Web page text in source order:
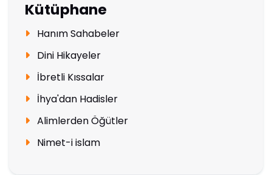
Kütüphane
Hanım Sahabeler
Dini Hikayeler
İbretli Kıssalar
İhya'dan Hadisler
Alimlerden Öğütler
Nimet-i islam